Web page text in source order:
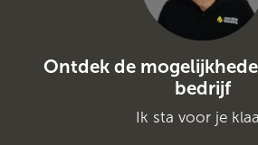
Ontdek de
bedrijf
Ik sta voor je